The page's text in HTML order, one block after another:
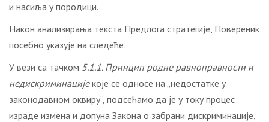
и насиља у породици.
Након анализирања текста Предлога стратегије, Повереник
посебно указује на следеће:
У вези са тачком 5.1.1. Принцип родне равноправности и
недискриминацијекоје се односе на „недостатке у
законодавном оквиру“, подсећамо да је у току процес
израде измена и допуна Закона о забрани дискриминације,